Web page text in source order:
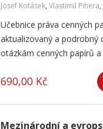
Josef Kotásek, Vlastimil Pihera,
Učebnice práva cenných
aktualizovaný a podrobný
otázkám cenných papírů
690,00 Kč
Mezinárodní a